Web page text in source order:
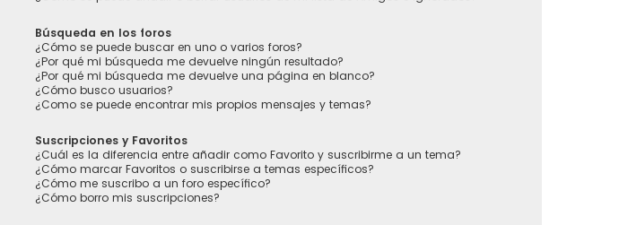
Búsqueda en los foros
¿Cómo se puede buscar en uno o varios foros?
¿Por qué mi búsqueda me devuelve ningún resultado?
¿Por qué mi búsqueda me devuelve una página en blanco?
¿Cómo busco usuarios?
¿Como se puede encontrar mis propios mensajes y temas?
Suscripciones y Favoritos
¿Cuál es la diferencia entre añadir como Favorito y suscribirme a un tema?
¿Cómo marcar Favoritos o suscribirse a temas específicos?
¿Cómo me suscribo a un foro específico?
¿Cómo borro mis suscripciones?